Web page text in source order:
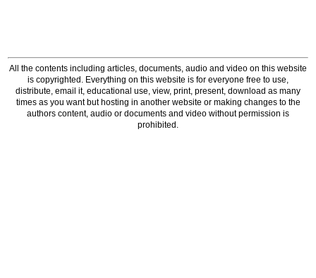
All the contents including articles, documents, audio and video on this website
is copyrighted. Everything on this website is for everyone free to use,
distribute, email it, educational use, view, print, present, download as many
times as you want but hosting in another website or making changes to the
authors content, audio or documents and video without permission is
prohibited.